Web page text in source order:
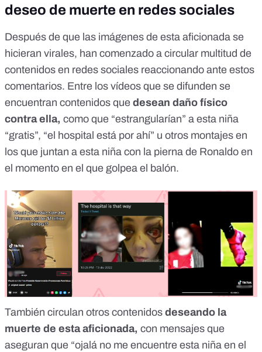
deseo de muerte en redes sociales
Después de que las imágenes de esta aficionada se
hicieran virales, han comenzado a circular multitud de
contenidos en redes sociales reaccionando ante estos
comentarios. Entre los vídeos que se difunden se
encuentran contenidos que desean daño físico
contra ella, como que “estrangularían” a esta niña
“gratis”, “el hospital está por ahí” u otros montajes en
los que juntan a esta niña con la pierna de Ronaldo en
el momento en el que golpea el balón.
También circulan otros contenidos deseando la
muerte de esta aficionada, con mensajes que
aseguran que “ojalá no me encuentre esta niña en el